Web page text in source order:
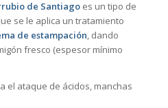
de Santiagoes un tipo de
se le aplica un tratamiento
de estampación, dando
fresco (espesor mínimo
el ataque de ácidos, manchas